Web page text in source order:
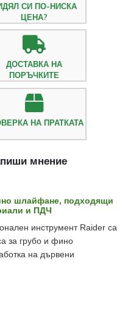
СИ ПО-НИСКА
ЦЕНА?
ДОСТАВКА НА
ПОРЪЧКИТЕ
НА ПРАТКАТА
мнение
шлайфане, подходящи
и ПДЧ
инструмент Raider са
за грубо и фино
на дървени